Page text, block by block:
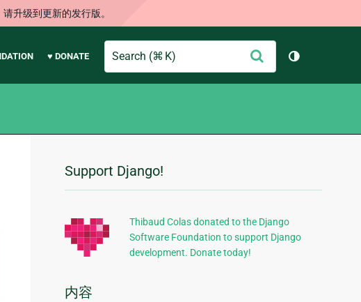
升级到更新的发行版。
♥ DONATE
Search
交
切换主题（
附
加
信
息
Support Django!
Thibaud Colas donated to the Django
Software Foundation to support Django
development. Donate today!
内容